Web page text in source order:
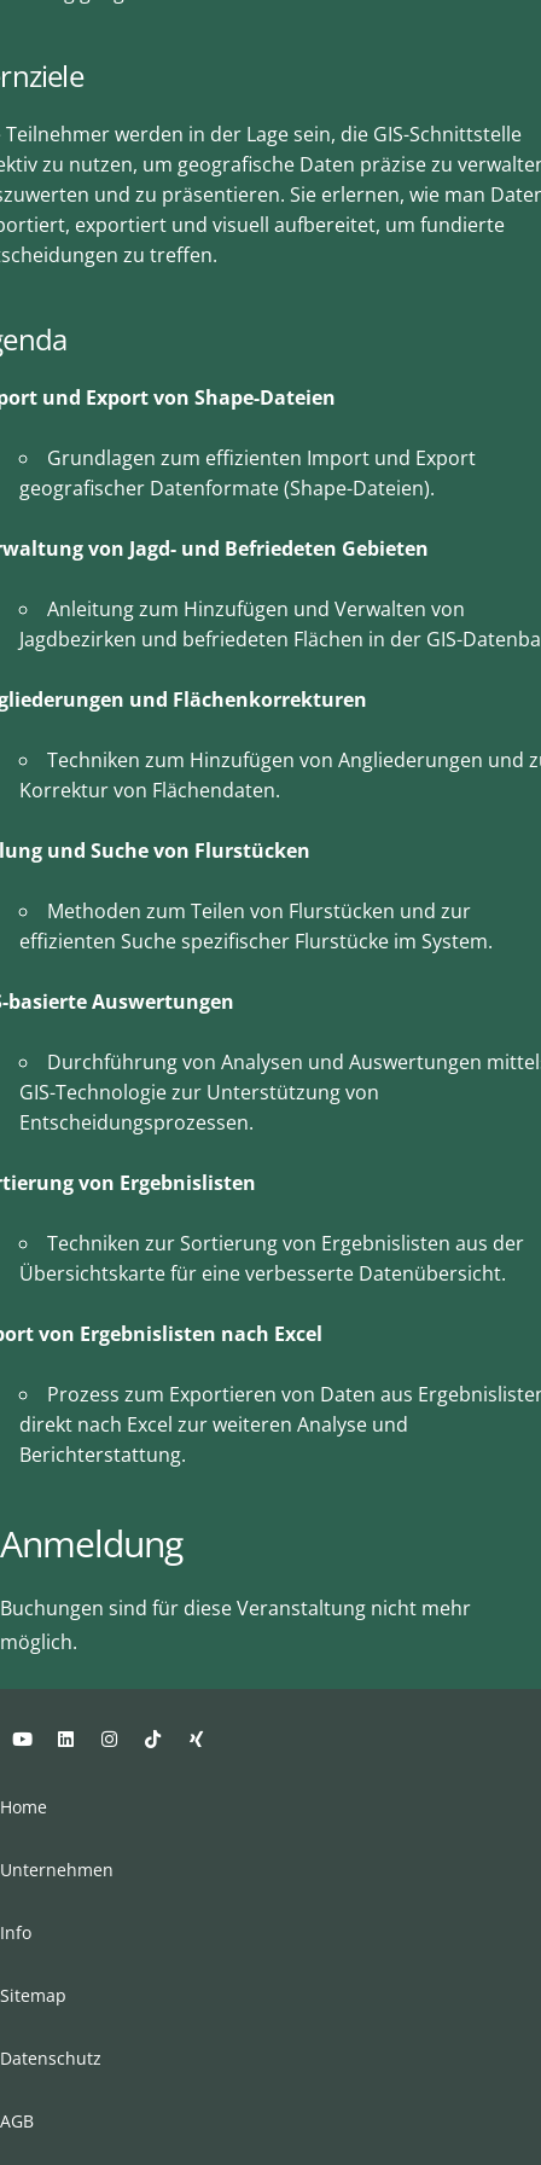
Teilnehmer werden in der Lage sein, die GIS-Schnittstelle
zu nutzen, um geografische Daten präzise zu
und zu präsentieren. Sie erlernen, wie man
exportiert und visuell aufbereitet, um fundierte
zu treffen.
und Export von Shape-Dateien
Grundlagen zum effizienten Import und Export
geografischer Datenformate (Shape-Dateien).
von Jagd- und Befriedeten Gebieten
Anleitung zum Hinzufügen und Verwalten von
Jagdbezirken und befriedeten Flächen in der GIS-
und Flächenkorrekturen
Techniken zum Hinzufügen von Angliederungen und
Korrektur von Flächendaten.
und Suche von Flurstücken
Methoden zum Teilen von Flurstücken und zur
effizienten Suche spezifischer Flurstücke im System.
basierte Auswertungen
Durchführung von Analysen und Auswertungen
GIS-Technologie zur Unterstützung von
Entscheidungsprozessen.
von Ergebnislisten
Techniken zur Sortierung von Ergebnislisten aus der
Übersichtskarte für eine verbesserte Datenübersicht.
von Ergebnislisten nach Excel
Prozess zum Exportieren von Daten aus
direkt nach Excel zur weiteren Analyse und
Berichterstattung.
Anmeldung
Buchungen sind für diese Veranstaltung nicht mehr
möglich.
Home
Unternehmen
Info
Sitemap
Datenschutz
AGB